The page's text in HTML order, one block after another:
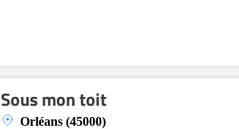
Sous mon toit
Orléans (45000)